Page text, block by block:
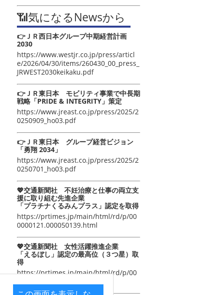
📶気になるNewsから
👉ＪＲ西日本グループ中期経営計画
2030
https://www.westjr.co.jp/press/articl
e/2026/04/30/items/260430_00_press_
JRWEST2030keikaku.pdf
👉ＪＲ東日本 モビリティ事業で中長期
戦略「PRIDE & INTEGRITY」策定
https://www.jreast.co.jp/press/2025/2
0250909_ho03.pdf
👉ＪＲ東日本 グループ経営ビジョン
「勇翔 2034」
https://www.jreast.co.jp/press/2025/2
0250701_ho03.pdf
💖交通新聞社 不妊治療と仕事の両立支
援に取り組む先進企業
「プラチナくるみんプラス」認定を取得
https://prtimes.jp/main/html/rd/p/00
0000121.000050139.html
💖交通新聞社 女性活躍推進企業
「えるぼし」認定の最高位（３つ星）取
得
https://prtimes.jp/main/html/rd/p/00